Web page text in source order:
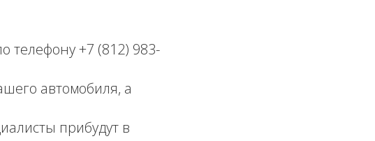
телефону +7 (812) 983-
автомобиля, а
прибудут в